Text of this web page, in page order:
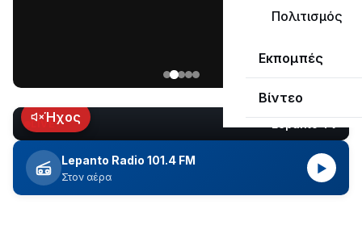
Πολιτισμός
Εκπομπές
Βίντεο
Κωτσανά
για
τα
μεγάλα
έργα
LIVEΉχος
Lepanto Radio 101.4 FM
Στον αέρα
▶